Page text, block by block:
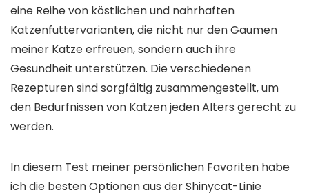
eine Reihe von köstlichen und nahrhaften
Katzenfuttervarianten, die nicht nur den Gaumen
meiner Katze erfreuen, sondern auch ihre
Gesundheit unterstützen. Die verschiedenen
Rezepturen sind sorgfältig zusammengestellt, um
den Bedürfnissen von Katzen jeden Alters gerecht zu
werden.
In diesem Test meiner persönlichen Favoriten habe
ich die besten Optionen aus der Shinycat-Linie